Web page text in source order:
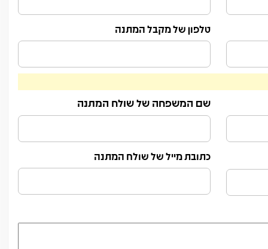
טלפון של מקבל המתנה
שם המשפחה של שולח המתנה
כתובת מייל של שולח המתנה